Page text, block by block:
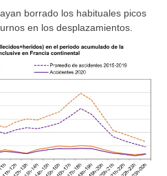
borrado los habituales picos
en los desplazamientos.